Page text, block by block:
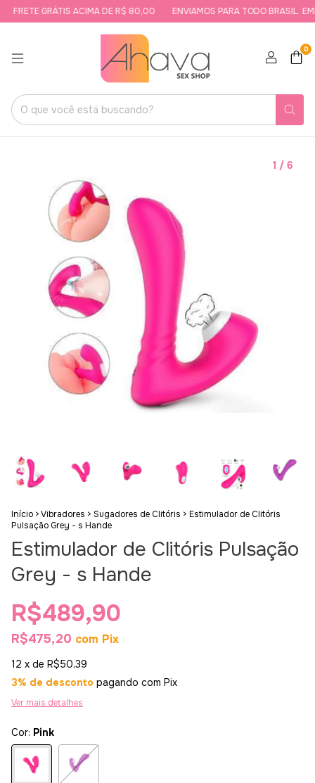
FRETE GRÁTIS ACIMA DE R$ 80,00 ENVIAMOS PARA TODO BRASIL.
0
1 / 6
Início >Vibradores > Sugadores de Clitóris > Estimulador de Clitóris
Pulsação Grey - s Hande
Estimulador de Clitóris Pulsação
Grey - s Hande
R$489,90
R$475,20 com Pix
12 x de R$50,39
3% de desconto pagando com Pix
Ver mais detalhes
Cor: Pink